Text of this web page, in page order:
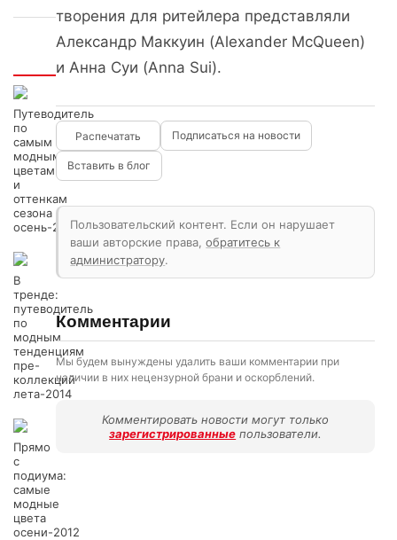
Интересно
Путеводитель
по
самым
модным
цветам
и
оттенкам
сезона
осень-2013
В
тренде:
путеводитель
по
модным
тенденциям
пре-
коллекций
лета-2014
Прямо
с
подиума:
самые
модные
цвета
осени-2012
творения для ритейлера представляли
Александр Маккуин (Alexander McQueen)
и Анна Суи (Anna Sui).
Подписаться на новости
Вставить в блог
Пользовательский контент. Если он нарушает
ваши авторские права,обратитесь к
администратору.
Комментарии
Мы будем вынуждены удалить ваши комментарии при
наличии в них нецензурной брани и оскорблений.
Комментировать новости могут только
зарегистрированные пользователи.